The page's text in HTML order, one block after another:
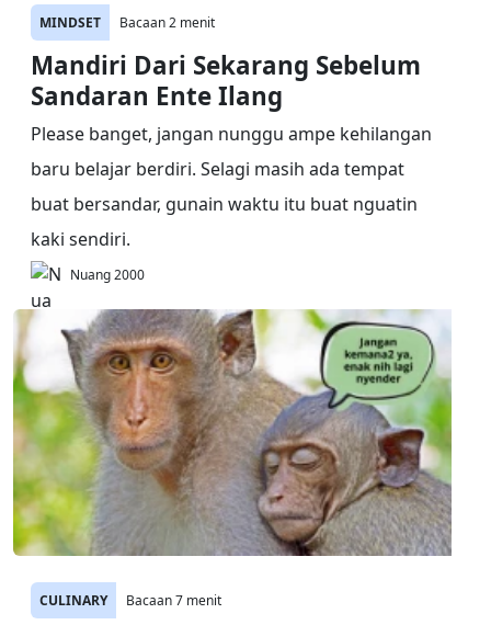
MINDSET Bacaan 2 menit
Mandiri Dari Sekarang Sebelum
Sandaran Ente Ilang
Please banget, jangan nunggu ampe kehilangan
baru belajar berdiri. Selagi masih ada tempat
buat bersandar, gunain waktu itu buat nguatin
kaki sendiri.
Nuang 2000
CULINARY Bacaan 7 menit